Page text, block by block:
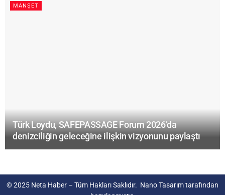
MANŞET
Türk Loydu, SAFEPASSAGE Forum 2026’da
denizciliğin geleceğine ilişkin vizyonunu paylaştı
© 2025 Neta Haber – Tüm Hakları Saklıdır. Nano Tasarımtarafından